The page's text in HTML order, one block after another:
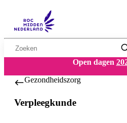
Zoekwoord
Open dagen
Gezondheidszorg
Verpleegkunde